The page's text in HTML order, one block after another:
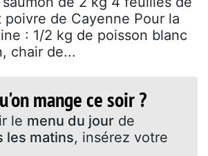
de Cayenne Pour la
: 1/2 kg de poisson blanc
chair de...
mange ce soir ?
le menu du jour de
les matins, insérez votre